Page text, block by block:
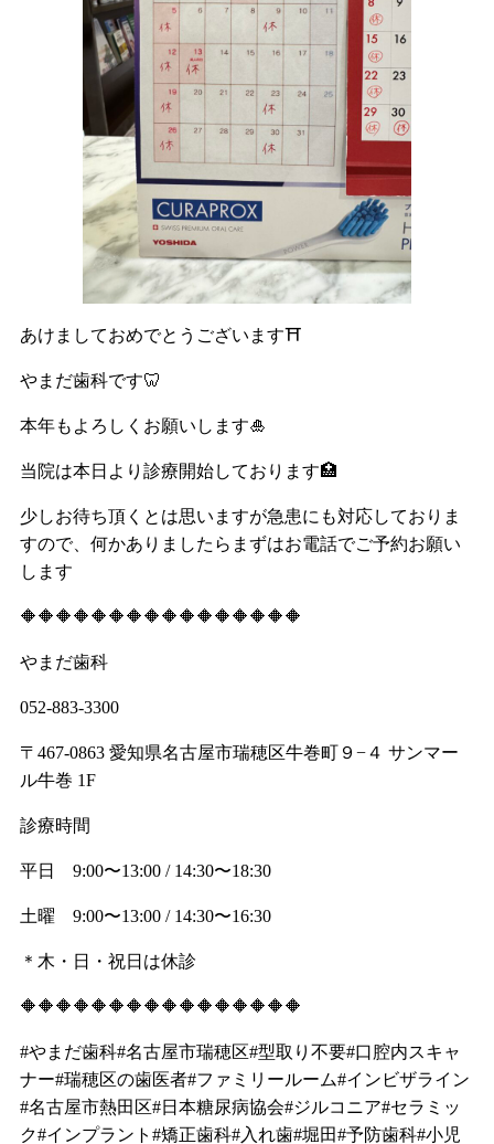
あけましておめでとうございます⛩️
やまだ歯科です🦷
本年もよろしくお願いします🎍
当院は本日より診療開始しております🏥
少しお待ち頂くとは思いますが急患にも対応しておりま
すので、何かありましたらまずはお電話でご予約お願い
します
🔶🔶🔶🔶🔶🔶🔶🔶🔶🔶🔶🔶🔶🔶🔶🔶
やまだ歯科
052-883-3300
〒467-0863 愛知県名古屋市瑞穂区牛巻町９−４ サンマー
ル牛巻 1F
診療時間
平日 9:00〜13:00 / 14:30〜18:30
土曜 9:00〜13:00 / 14:30〜16:30
＊木・日・祝日は休診
🔶🔶🔶🔶🔶🔶🔶🔶🔶🔶🔶🔶🔶🔶🔶🔶
#やまだ歯科#名古屋市瑞穂区#型取り不要#口腔内スキャ
ナー#瑞穂区の歯医者#ファミリールーム#インビザライン
#名古屋市熱田区#日本糖尿病協会#ジルコニア#セラミッ
ク#インプラント#矯正歯科#入れ歯#堀田#予防歯科#小児